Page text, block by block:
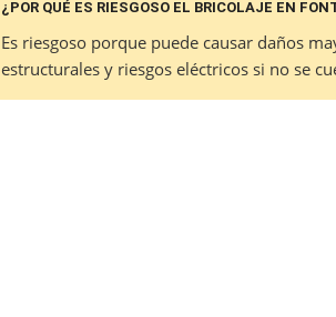
¿POR QUÉ ES RIESGOSO EL BRICOLAJE EN
Es riesgoso porque puede causar daños
estructurales y riesgos eléctricos si no se